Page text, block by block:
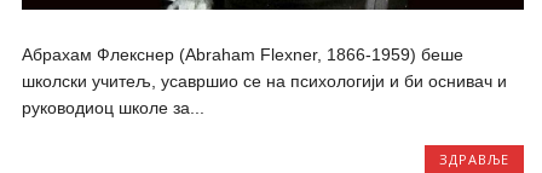
Абрахам Флекснер (Abraham Flexner, 1866-1959) беше
школски учитељ, усавршио се на психологији и би оснивач и
руководиоц школе за...
ЗДРАВЉЕ